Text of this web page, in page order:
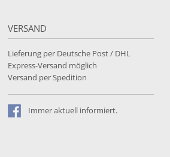
VERSAND
Lieferung per Deutsche Post / DHL
Express-Versand möglich
Versand per Spedition
Immeraktuell informiert.